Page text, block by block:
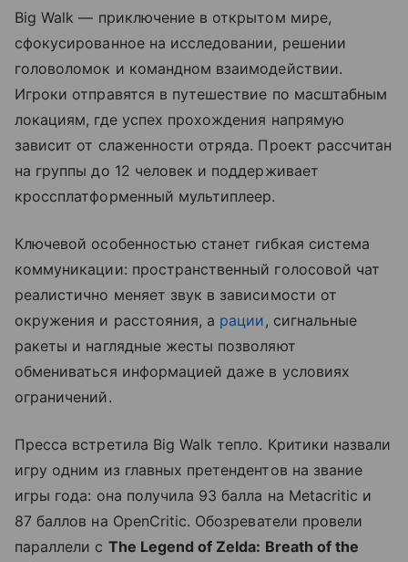
Big Walk — приключение в открытом мире,
сфокусированное на исследовании, решении
головоломок и командном взаимодействии.
Игроки отправятся в путешествие по масштабным
локациям, где успех прохождения напрямую
зависит от слаженности отряда. Проект рассчитан
на группы до 12 человек и поддерживает
кроссплатформенный мультиплеер.
Ключевой особенностью станет гибкая система
коммуникации: пространственный голосовой чат
реалистично меняет звук в зависимости от
окружения и расстояния, а рации, сигнальные
ракеты и наглядные жесты позволяют
обмениваться информацией даже в условиях
ограничений.
Пресса встретила Big Walk тепло. Критики назвали
игру одним из главных претендентов на звание
игры года: она получила 93 балла на Metacritic и
87 баллов на OpenCritic. Обозреватели провели
параллели с The Legend of Zelda: Breath of the